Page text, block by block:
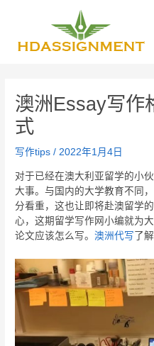
澳洲Essay写作
式
写作tips /2022年1月4日
对于已经在澳大利亚留学的小
大事。与国内的大学教育不同
分看重，这也让即将赴澳留学
心，这期留学写作网小编就为
论文应该怎么写。澳洲代写 了